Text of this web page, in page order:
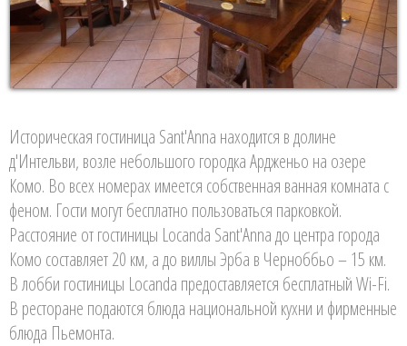
Историческая гостиница Sant'Anna находится в долине
д'Интельви, возле небольшого городка Ардженьо на озере
Комо. Во всех номерах имеется собственная ванная комната с
феном. Гости могут бесплатно пользоваться парковкой.
Расстояние от гостиницы Locanda Sant'Anna до центра города
Комо составляет 20 км, а до виллы Эрба в Черноббьо – 15 км.
В лобби гостиницы Locanda предоставляется бесплатный Wi-Fi.
В ресторане подаются блюда национальной кухни и фирменные
блюда Пьемонта.